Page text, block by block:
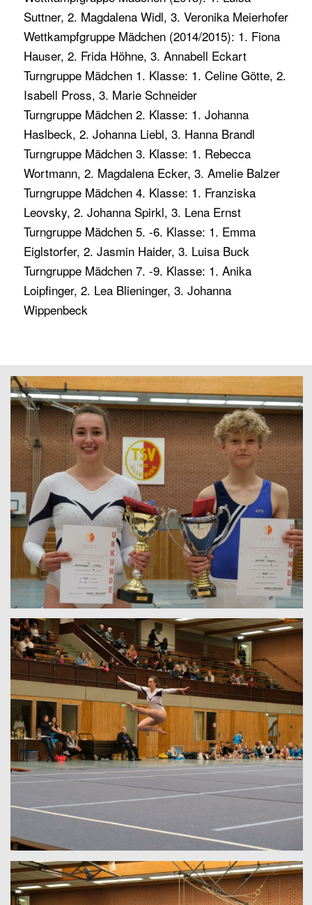
Suttner, 2. Magdalena Widl, 3. Veronika Meierhofer
Wettkampfgruppe Mädchen (2014/2015): 1. Fiona
Hauser, 2. Frida Höhne, 3. Annabell Eckart
Turngruppe Mädchen 1. Klasse: 1. Celine Götte, 2.
Isabell Pross, 3. Marie Schneider
Turngruppe Mädchen 2. Klasse: 1. Johanna
Haslbeck, 2. Johanna Liebl, 3. Hanna Brandl
Turngruppe Mädchen 3. Klasse: 1. Rebecca
Wortmann, 2. Magdalena Ecker, 3. Amelie Balzer
Turngruppe Mädchen 4. Klasse: 1. Franziska
Leovsky, 2. Johanna Spirkl, 3. Lena Ernst
Turngruppe Mädchen 5. -6. Klasse: 1. Emma
Eiglstorfer, 2. Jasmin Haider, 3. Luisa Buck
Turngruppe Mädchen 7. -9. Klasse: 1. Anika
Loipfinger, 2. Lea Blieninger, 3. Johanna
Wippenbeck